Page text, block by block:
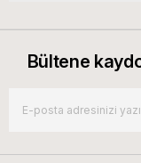
Bültene